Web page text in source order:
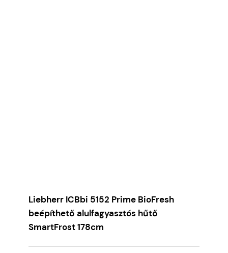
Liebherr ICBbi 5152 Prime BioFresh
beépíthető alulfagyasztós hűtő
SmartFrost 178cm